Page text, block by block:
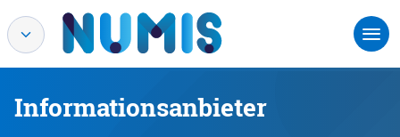
Informationsanbieter